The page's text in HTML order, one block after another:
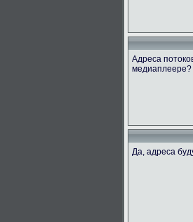
Адреса
медиаплеере?
Да, адреса